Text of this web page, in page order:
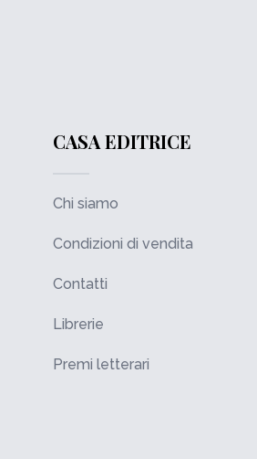
CASA EDITRICE
Chi siamo
Condizioni di vendita
Contatti
Librerie
Premi letterari